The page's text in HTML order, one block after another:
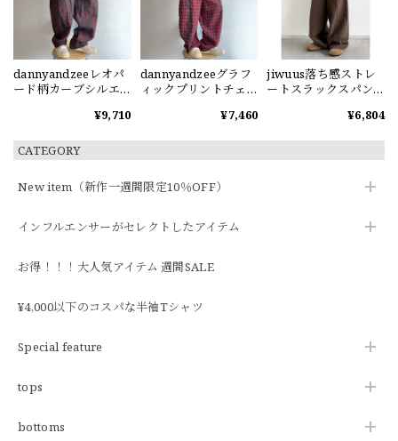
CATEGORY
New item（新作一週間限定10％OFF）
インフルエンサーがセレクトしたアイテム
お得！！！大人気アイテム 週間SALE
¥4,000以下のコスパな半袖Tシャツ
Special feature
tops
bottoms
dannyandzeeレオパ
ード柄カーブシルエ
¥9,710
dannyandzeeグラフ
ィックプリントチェ
¥7,460
jiwuus落ち感ストレ
ートスラックスパン
¥6,804